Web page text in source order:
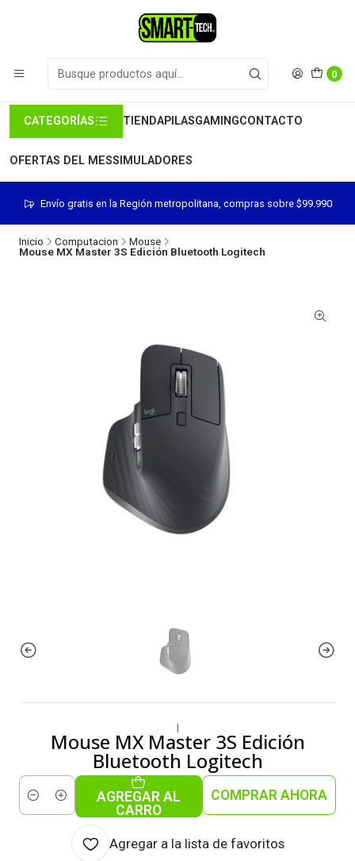
0
CATEGORÍAS TIENDAPILASGAMINGCONTACTO
OFERTAS DEL MESSIMULADORES
Envío gratis en la Región metropolitana, compras sobre $99.990
Inicio Computacion
Mouse
Mouse MX Master 3S Edición Bluetooth Logitech
|
Mouse MX Master 3S Edición
Bluetooth Logitech
Cantidad
AGREGAR AL
CARRO
COMPRAR AHORA
Agregar a la lista de favoritos